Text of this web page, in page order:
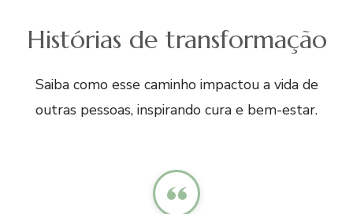
Histórias de transformação
Saiba como esse caminho impactou a vida de
outras pessoas, inspirando cura e bem-estar.